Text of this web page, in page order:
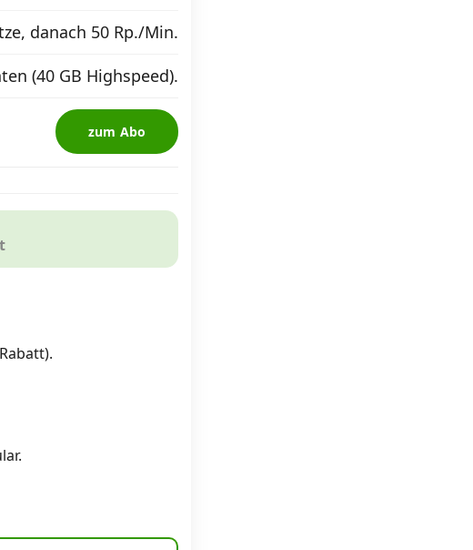
danach 50 Rp./Min.
(40 GB Highspeed).
zum Abo